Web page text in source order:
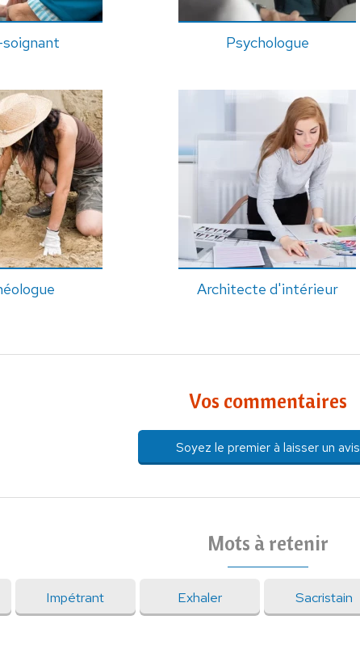
Psychologue
Architecte d'intérieur
Vos commentaires
Soyez le premier à laisser un avis
Mots à retenir
Impétrant Exhaler Sacristain